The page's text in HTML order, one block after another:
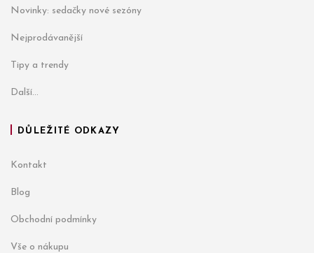
Novinky: sedačky nové sezóny
Nejprodávanější
Tipy a trendy
Další...
DŮLEŽITÉ ODKAZY
Kontakt
Blog
Obchodní podmínky
Vše o nákupu